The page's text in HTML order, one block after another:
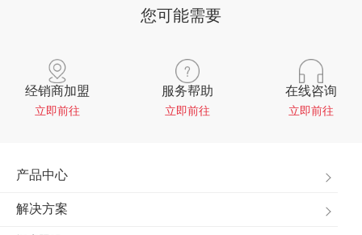
您可能需要
经销商加盟
立即前往
服务帮助
立即前往
在线咨询
立即前往
产品中心
解决方案